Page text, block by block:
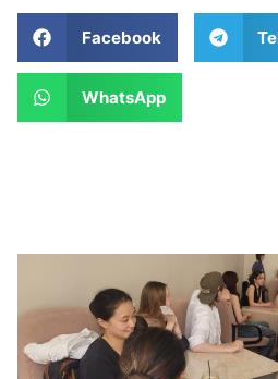
Facebook
WhatsApp